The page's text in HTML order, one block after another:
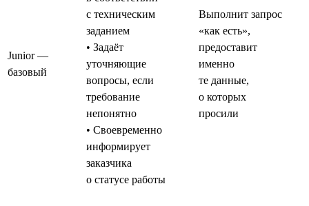
Junior —
базовый
с техническим
заданием
• Задаёт
уточняющие
вопросы, если
требование
непонятно
• Своевременно
информирует
заказчика
о статусе работы
Выполнит запрос
«как есть»,
предоставит
именно
те данные,
о которых
просили